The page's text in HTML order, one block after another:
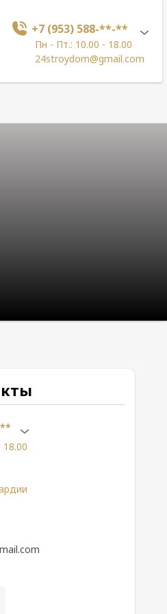
+7 (953) 588-**-**
Пн - Пт.: 10.00 - 18.00
24stroydom@gmail.com